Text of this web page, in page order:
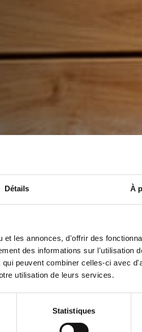
Détails À
les annonces, d'offrir des
des informations sur l'utilisation
peuvent combiner celles-ci avec
utilisation de leurs services.
Statistiques